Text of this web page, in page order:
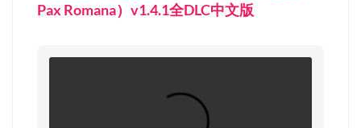
Pax Romana）v1.4.1全DLC中文版